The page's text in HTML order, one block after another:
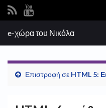
Search for:
e-χώρα του Νικόλα
Επιστροφή σε HTML 5: